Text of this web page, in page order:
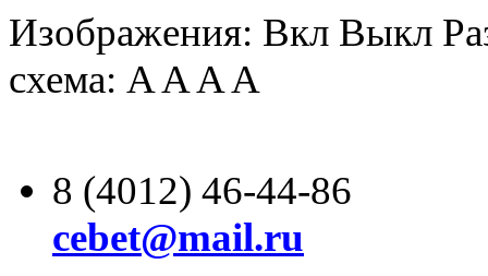
Изображения: Вкл Выкл
схема: AAAA
8 (4012) 46-44-86
cebet@mail.ru